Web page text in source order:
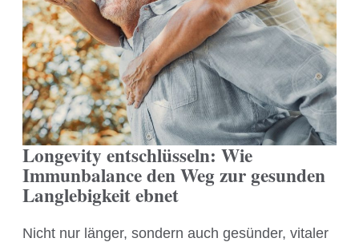
Longevity entschlüsseln: Wie
Immunbalance den Weg zur gesunden
Langlebigkeit ebnet
Nicht nur länger, sondern auch gesünder, vitaler